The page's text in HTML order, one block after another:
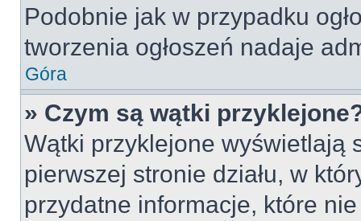
Podobnie jak w przypadku
tworzenia ogłoszeń nadaje
Góra
» Czym są wątki
Wątki przyklejone wyświetlają
pierwszej stronie działu, w
przydatne informacje, które